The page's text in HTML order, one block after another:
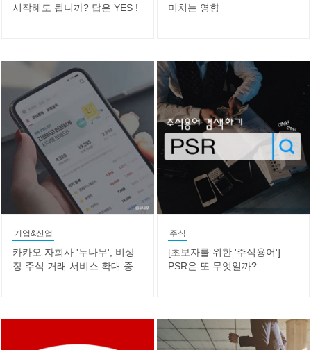
시작해도 됩니까? 답은 YES !
미치는 영향
기업&산업
카카오 자회사 '두나무', 비상
장 주식 거래 서비스 확대 중
주식
[초보자를 위한 '주식용어']
PSR은 또 무엇일까?